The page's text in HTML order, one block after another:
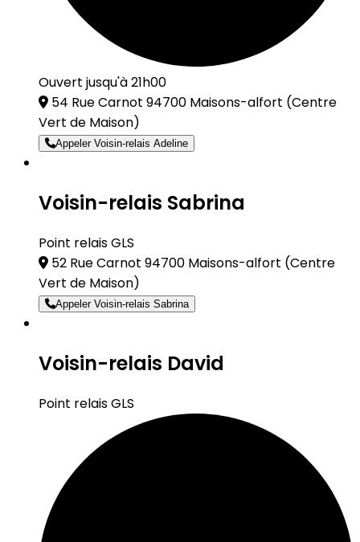
Ouvert jusqu'à 21h00
54 Rue Carnot 94700 Maisons-alfort (Centre
Vert de Maison)
Appeler Voisin-relais Adeline
Voisin-relais Sabrina
Point relais GLS
52 Rue Carnot 94700 Maisons-alfort (Centre
Vert de Maison)
Appeler Voisin-relais Sabrina
Voisin-relais David
Point relais GLS